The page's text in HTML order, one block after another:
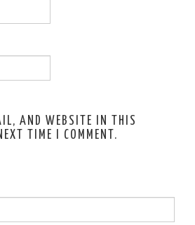
AND WEBSITE IN THIS
TIME I COMMENT.